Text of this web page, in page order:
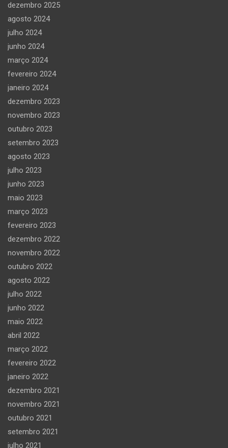
dezembro 2025
agosto 2024
julho 2024
junho 2024
março 2024
fevereiro 2024
janeiro 2024
dezembro 2023
novembro 2023
outubro 2023
setembro 2023
agosto 2023
julho 2023
junho 2023
maio 2023
março 2023
fevereiro 2023
dezembro 2022
novembro 2022
outubro 2022
agosto 2022
julho 2022
junho 2022
maio 2022
abril 2022
março 2022
fevereiro 2022
janeiro 2022
dezembro 2021
novembro 2021
outubro 2021
setembro 2021
julho 2021